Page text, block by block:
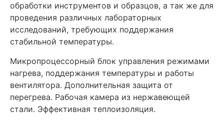
обработки инструментов и образцов, а так же для
проведения различных лабораторных
исследований, требующих поддержания
стабильной температуры.
Микропроцессорный блок управления режимами
нагрева, поддержания температуры и работы
вентилятора. Дополнительная защита от
перегрева. Рабочая камера из нержавеющей
стали. Эффективная теплоизоляция.